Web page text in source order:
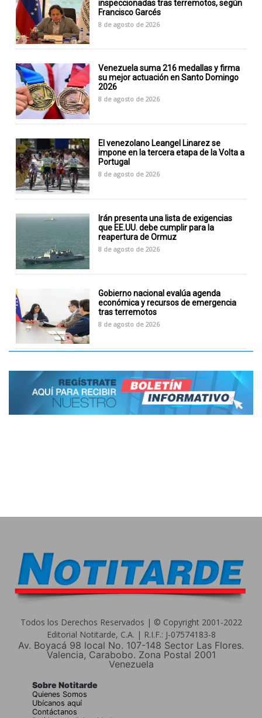
inspeccionadas tras terremotos, según
Francisco Garcés
8 de agosto de 2026
Venezuela suma 216 medallas y firma
su mejor actuación en Santo Domingo
2026
8 de agosto de 2026
El venezolano Leangel Linarez se
impone en la tercera etapa de la Volta a
Portugal
8 de agosto de 2026
Irán presenta una lista de exigencias
que EE.UU. debe cumplir para la
reapertura de Ormuz
8 de agosto de 2026
Gobierno nacional evalúa agenda
económica y recursos de emergencia
tras terremotos
8 de agosto de 2026
Todos los Derechos Reservados | © Copyright 2001-2022
Editorial Notitarde, C.A. | R.I.F.: J-07574183-8
Av. Boyacá 98 local No. 107-148 Sector Las Flores.
Valencia, Carabobo. Zona Postal 2001
Venezuela
Sobre Notitarde
Quienes Somos
Ubícanos aquí
Contáctanos